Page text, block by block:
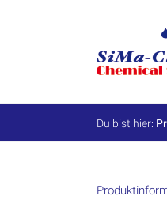
SiMa-
Spezialprodukte
und
Du bist hier: